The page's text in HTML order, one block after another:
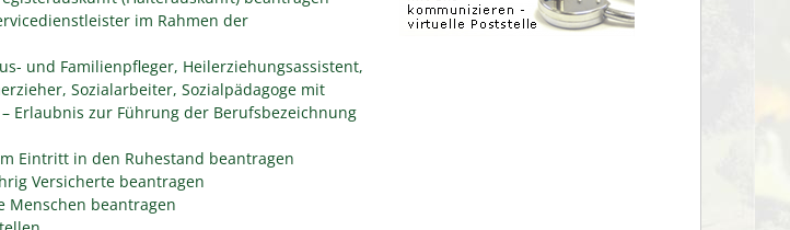
im Rahmen der
und Familienpfleger, Heilerziehungsassistent,
Sozialarbeiter, Sozialpädagoge mit
Erlaubnis zur Führung der Berufsbezeichnung
Eintritt in den Ruhestand beantragen
Versicherte beantragen
beantragen